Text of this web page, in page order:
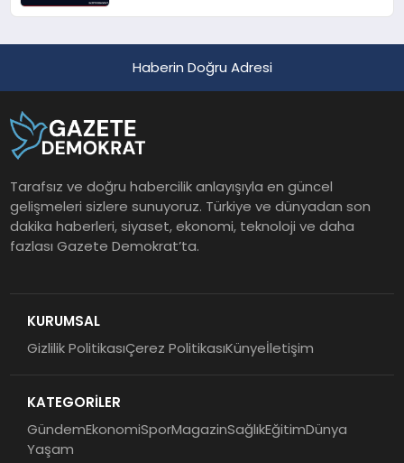
Haberin Doğru Adresi
Tarafsız ve doğru habercilik anlayışıyla en güncel
gelişmeleri sizlere sunuyoruz. Türkiye ve dünyadan son
dakika haberleri, siyaset, ekonomi, teknoloji ve daha
fazlası Gazete Demokrat’ta.
KURUMSAL
Gizlilik PolitikasıÇerez PolitikasıKünyeİletişim
KATEGORİLER
GündemEkonomiSporMagazinSağlıkEğitimDünya
Yaşam